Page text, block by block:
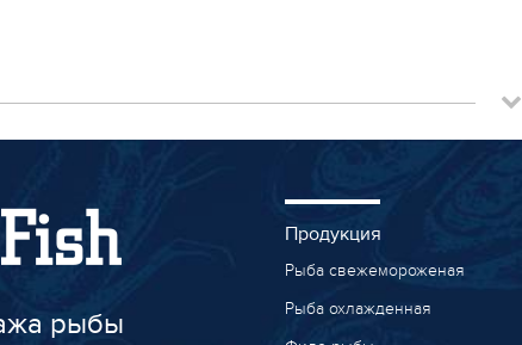
рыбы
Продукция
Рыба свежемороженая
Рыба охлажденная